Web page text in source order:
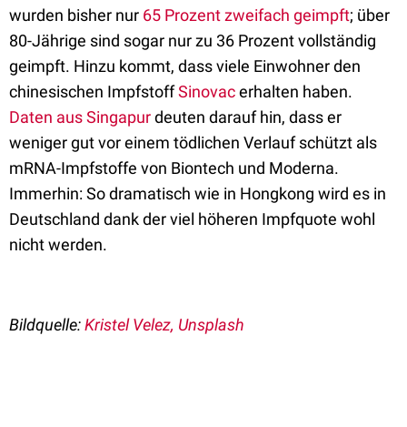
wurden bisher nur 65 Prozent zweifach geimpft; über
80-Jährige sind sogar nur zu 36 Prozent vollständig
geimpft. Hinzu kommt, dass viele Einwohner den
chinesischen ImpfstoffSinovacerhalten haben.
Daten aus Singapurdeuten darauf hin, dass er
weniger gut vor einem tödlichen Verlauf schützt als
mRNA-Impfstoffe von Biontech und Moderna.
Immerhin: So dramatisch wie in Hongkong wird es in
Deutschland dank der viel höheren Impfquote wohl
nicht werden.
Bildquelle:Kristel Velez, Unsplash